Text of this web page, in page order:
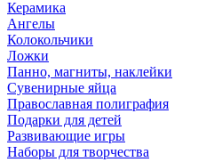
Керамика
Ангелы
Колокольчики
Ложки
Панно, магниты, наклейки
Сувенирные яйца
Православная полиграфия
Подарки для детей
Развивающие игры
Наборы для творчества